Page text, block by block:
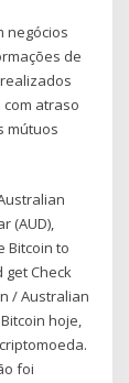
negócios
de
atraso
mútuos
(AUD),
Bitcoin to
get Check
/ Australian
hoje,
foi